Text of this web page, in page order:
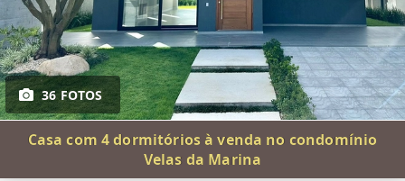
36 FOTOS
Casa com 4 dormitórios à venda no condomínio
Velas da Marina